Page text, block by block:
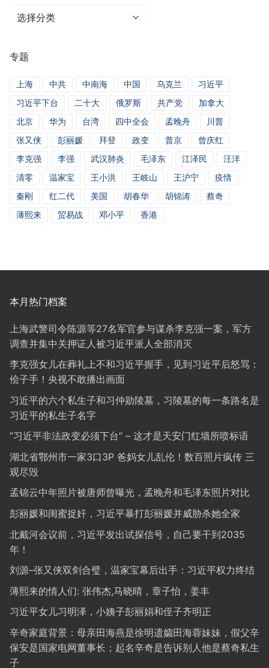
分
闻
专题
上海 中共 中南海 中国 乌克兰
习近平
习近平下台
二十大 俄罗斯 共产党
加拿大
北京
华为 台湾 四中全会 孟晚舟
川普
张又侠
彭丽媛 拜登 政变 普京
曾庆红
李克强
李强 武汉肺炎 毛泽东 江泽民
汪洋
清零
温家宝 王小洪 王岐山 王沪宁
疫情
秦刚
红二代 美国 胡春华 胡锦涛
蔡奇
薄熙来
贸易战 邓小平 香港
本月热门档案
上海武警司令陈源等27名军官参与谋杀李克强一案，军方
调查并集中关押证人被习近平派人全部消灭
李克强女儿在葬礼上不和习近平握手，见到习近平后怒骂：
侩子手！央视不敢播出画面
习近平的六个私生子和习仲勋陵墓，习陵墓的每一条路名是
习近平的私生子名字
“习近平非法政变必须下台” – 这才是天安门红墙所喷标语
湖北省鄂州市一家3口3P 爸妈女儿乱伦！数百照片疯传 三
观尽毁
孟锦云中年照片被唐师曾曝光，孟晚舟和毛泽东照片对比
彭丽媛和闺蜜捉奸，习近平暴打彭丽媛并威胁杀她全家
北戴河会议前，习近平发出试探信号，自己要干到2035
年！
刘源–张又侠双剑合璧，温家宝幕后出手：习近平权力终结
薄熙来的情人们: 张伟杰,马晓晴，章子怡，姜丰
习近平女儿习明泽，小姨子彭丽娟和侄子齐明正
辛奇家庭背景：母亲田海燕是徐明遗孀田海蓉妹妹，假父辛
保安是国家电网董事长；起名辛奇是告诉别人他是蔡奇私生
子